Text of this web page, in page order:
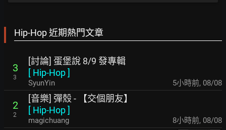
Hip-Hop 近期熱門文章
3
3
[討論] 蛋堡說 8/9 發專輯
[ Hip-Hop]
SyunYin 5小時前, 08/08
2
2
[音樂] 彈殼 - 【交個朋友】
[ Hip-Hop]
magichuang 8小時前, 08/08